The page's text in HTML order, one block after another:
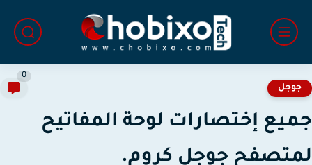
إختصارات لوحة المفاتيح
جوجل كروم.